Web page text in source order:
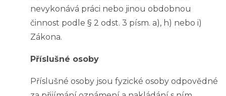
nevykonává práci nebo jinou obdobnou
činnost podle § 2 odst. 3 písm. a), h) nebo i)
Zákona.
Příslušné osoby
Příslušné osoby jsou fyzické osoby odpovědné